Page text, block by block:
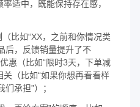
适中，既能保持存在感，
比如“XX，之前和你情况类
后，反馈销量提升了不
惠（比如“限时3天，下单减
（比如“如果你想再看看样
承担”）；